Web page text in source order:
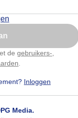
de gebruikers-
Inloggen
Media.
aub...
popup
later
dag deze pop-up
te passen